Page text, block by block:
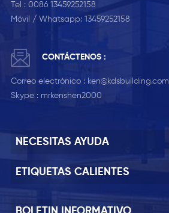
Tel : 0086 13459252158
Móvil / Whatsapp: 13459252158
CONTÁCTENOS :
Correo electrónico : ken@kdsbuilding.com
Skype : mrkenshen2000
NECESITAS AYUDA
ETIQUETAS CALIENTES